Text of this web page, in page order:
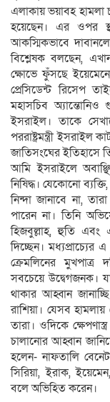
এলাকায় ভয়াবহ হামলা
হয়েছেন। এর ওপর
আকস্মিকভাবে
বিশ্লেষক বলছেন,
ক্ষোভে ফুঁসছে
প্রেসিডেন্ট রিসেপ
মহাসচিব অ্যান্তোনিও
ইসরাইল। তাকে
পররাষ্ট্রমন্ত্রী
জাতিসংঘের ইতিহাসে
আমি ইসরাইলে
নিষিদ্ধ। যেকোনো
নিন্দা জানাবে না,
পারেন না। তিনি
হিজবুল্লাহ, হুতি এবং
দিচ্ছেন। মধ্যপ্রাচ্যের
ক্রেমলিনের মুখপাত্র
সবচেয়ে উদ্বেগজনক।
থাকার আহ্বান
রাশিয়া। যেসব
তারা। ওদিকে
চালানোর আহ্বান
হলেন- নাফতালি
সিরিয়া, ইরাক,
বলে অভিহিত করেন।